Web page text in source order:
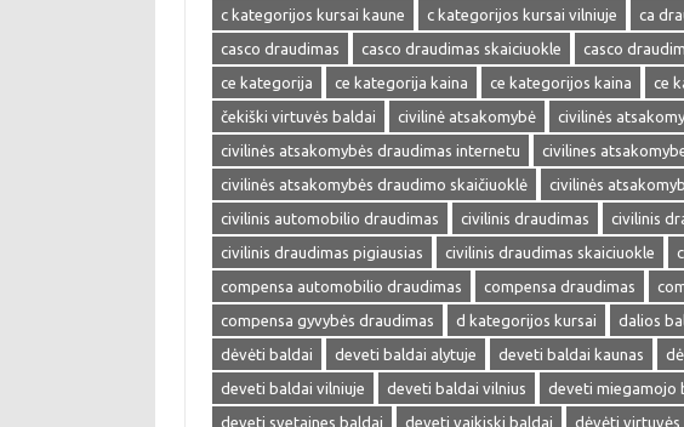
c kategorijos kursai kaune
c kategorijos kursai vilniuje ca
casco draudimas
casco draudimas skaiciuokle casco
ce kategorija
ce kategorija kaina ce kategorijos kaina ce
čekiški virtuvės baldai
civilinė atsakomybė
civilinės
civilinės atsakomybės draudimas internetu
civilines
civilinės atsakomybės draudimo skaičiuoklė
civilinės
civilinis automobilio draudimas
civilinis draudimas
civilinis
civilinis draudimas pigiausias
civilinis draudimas skaiciuokle
compensa automobilio draudimas
compensa draudimas
compensa gyvybės draudimas
d kategorijos kursai dalios
dėvėti baldai
deveti baldai alytuje deveti baldai kaunas
deveti baldai vilniuje
deveti baldai vilnius deveti miegamojo
deveti svetaines baldai
deveti vaikiski baldai dėvėti virtuvės